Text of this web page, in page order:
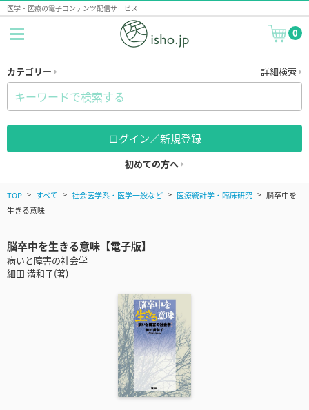
医学・医療の電子コンテンツ配信サービス
0
カテゴリー 詳細検索
ログイン／新規登録
初めての方へ
TOP すべて 社会医学系・医学一般など 医療統計学・臨床研究
脳卒中を
生きる意味
脳卒中を生きる意味【電子版】
病いと障害の社会学
細田 満和子(著)